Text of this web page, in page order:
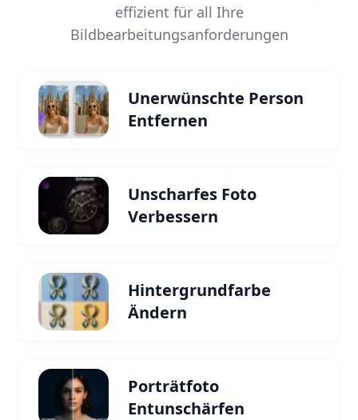
effizient für all Ihre
Bildbearbeitungsanforderungen
Unerwünschte Person
Entfernen
Unscharfes Foto
Verbessern
Hintergrundfarbe
Ändern
Porträtfoto
Entunschärfen